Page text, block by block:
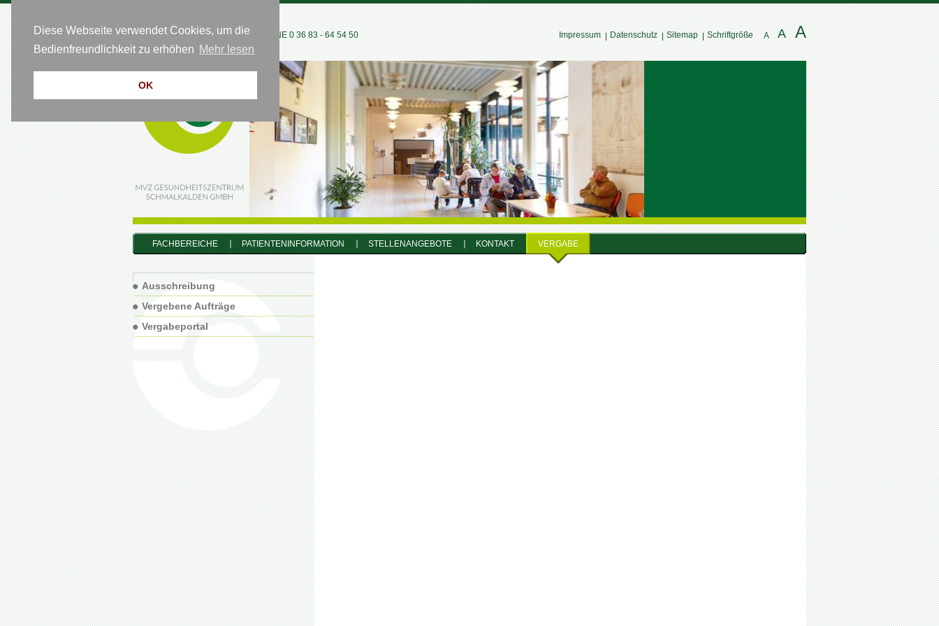
Diese Webseite verwendet Cookies, um die
Bedienfreundlichkeit zu erhöhen Mehr lesen
OK
HOTLINE 0 36 83 - 64 54 50 A A A
Impressum Datenschutz Sitemap Schriftgröße
FACHBEREICHE PATIENTENINFORMATION STELLENANGEBOTE KONTAKT VERGABE
Ausschreibung
Vergebene Aufträge
Vergabeportal